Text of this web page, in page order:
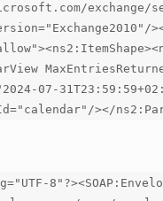
exchange/
></
07-
></